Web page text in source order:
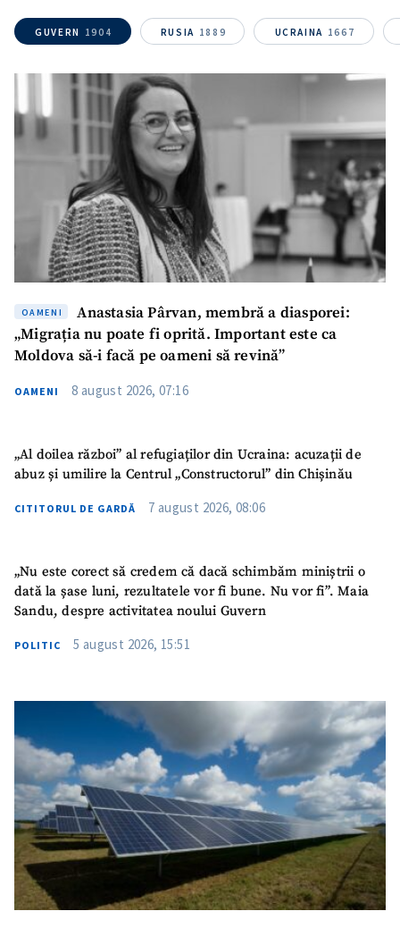
GUVERN 1904 RUSIA 1889 UCRAINA 1667
OAMENI
Anastasia Pârvan, membră a diasporei:
„Migrația nu poate fi oprită. Important este ca
Moldova să-i facă pe oameni să revină”
OAMENI 8 august 2026, 07:16
„Al doilea război” al refugiaților din Ucraina: acuzații de
abuz și umilire la Centrul „Constructorul” din Chișinău
CITITORUL DE GARDĂ 7 august 2026, 08:06
„Nu este corect să credem că dacă schimbăm miniștrii o
dată la șase luni, rezultatele vor fi bune. Nu vor fi”. Maia
Sandu, despre activitatea noului Guvern
POLITIC 5 august 2026, 15:51
ȘTIREA MEA
+ Adaugă titlu
Fotografie
+ Încarcă imagine
Link media
+ Link media